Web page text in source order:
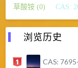
草酸铵 (0) CAS:
浏览历史
CAS: